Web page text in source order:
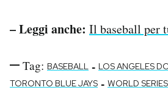
– Leggi anche: Il baseball per
Tag: BASEBALL - LOS ANGELES
TORONTO BLUE JAYS - WORLD SERIES